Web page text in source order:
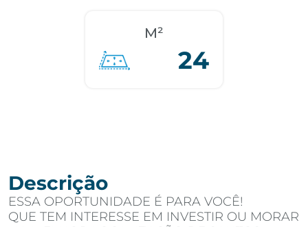
M²
24
Descrição
ESSA OPORTUNIDADE É PARA VOCÊ!
QUE TEM INTERESSE EM INVESTIR OU MORAR